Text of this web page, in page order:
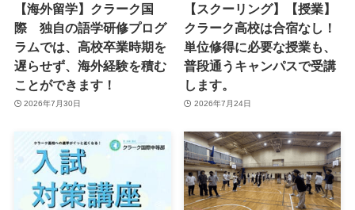
【海外留学】クラーク国
際 独自の語学研修プログ
ラムでは、高校卒業時期を
遅らせず、海外経験を積む
ことができます！
2026年7月30日
【スクーリング】【授業】
クラーク高校は合宿なし！
単位修得に必要な授業も、
普段通うキャンパスで受講
します。
2026年7月24日